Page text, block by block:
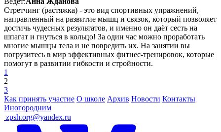
Стретчинг (растяжка) - это вид спортивных упражнений,
направленный на развитие мышц и связок, который позволяет
достичь чудесных результатов, и именно он даёт сесть на
шпагат и гнуться в кольцо! За один час можно проработать
многие мышцы тела и не повредить их. На занятии вы
погрузитесь в мир эффективных фитнес-тренировок, которые
помогут в развитии гибкости и стройности.
1
2
3
Как принять участие О школе Архив Новости Контакты
Иногородним
zpsh.org@yandex.ru